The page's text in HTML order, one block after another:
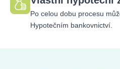
Po celou dobu procesu
Hypotečním bankovnictví.